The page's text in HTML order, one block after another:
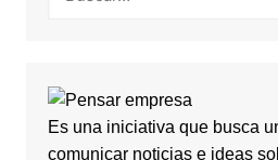
Es una iniciativa que busca
comunicar noticias e ideas